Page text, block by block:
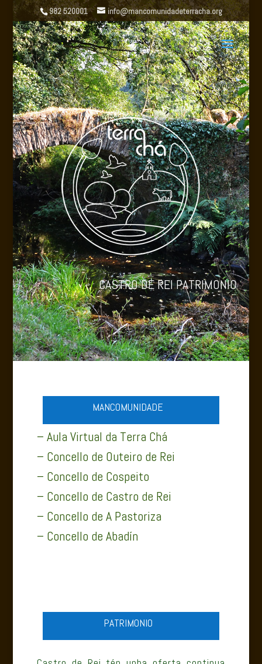
982 520001 info@mancomunidadeterracha.org
CASTRO DE REI PATRIMONIO
MANCOMUNIDADE
– Aula Virtual da Terra Chá
– Concello de Outeiro de Rei
– Concello de Cospeito
– Concello de Castro de Rei
– Concello de A Pastoriza
– Concello de Abadín
PATRIMONIO